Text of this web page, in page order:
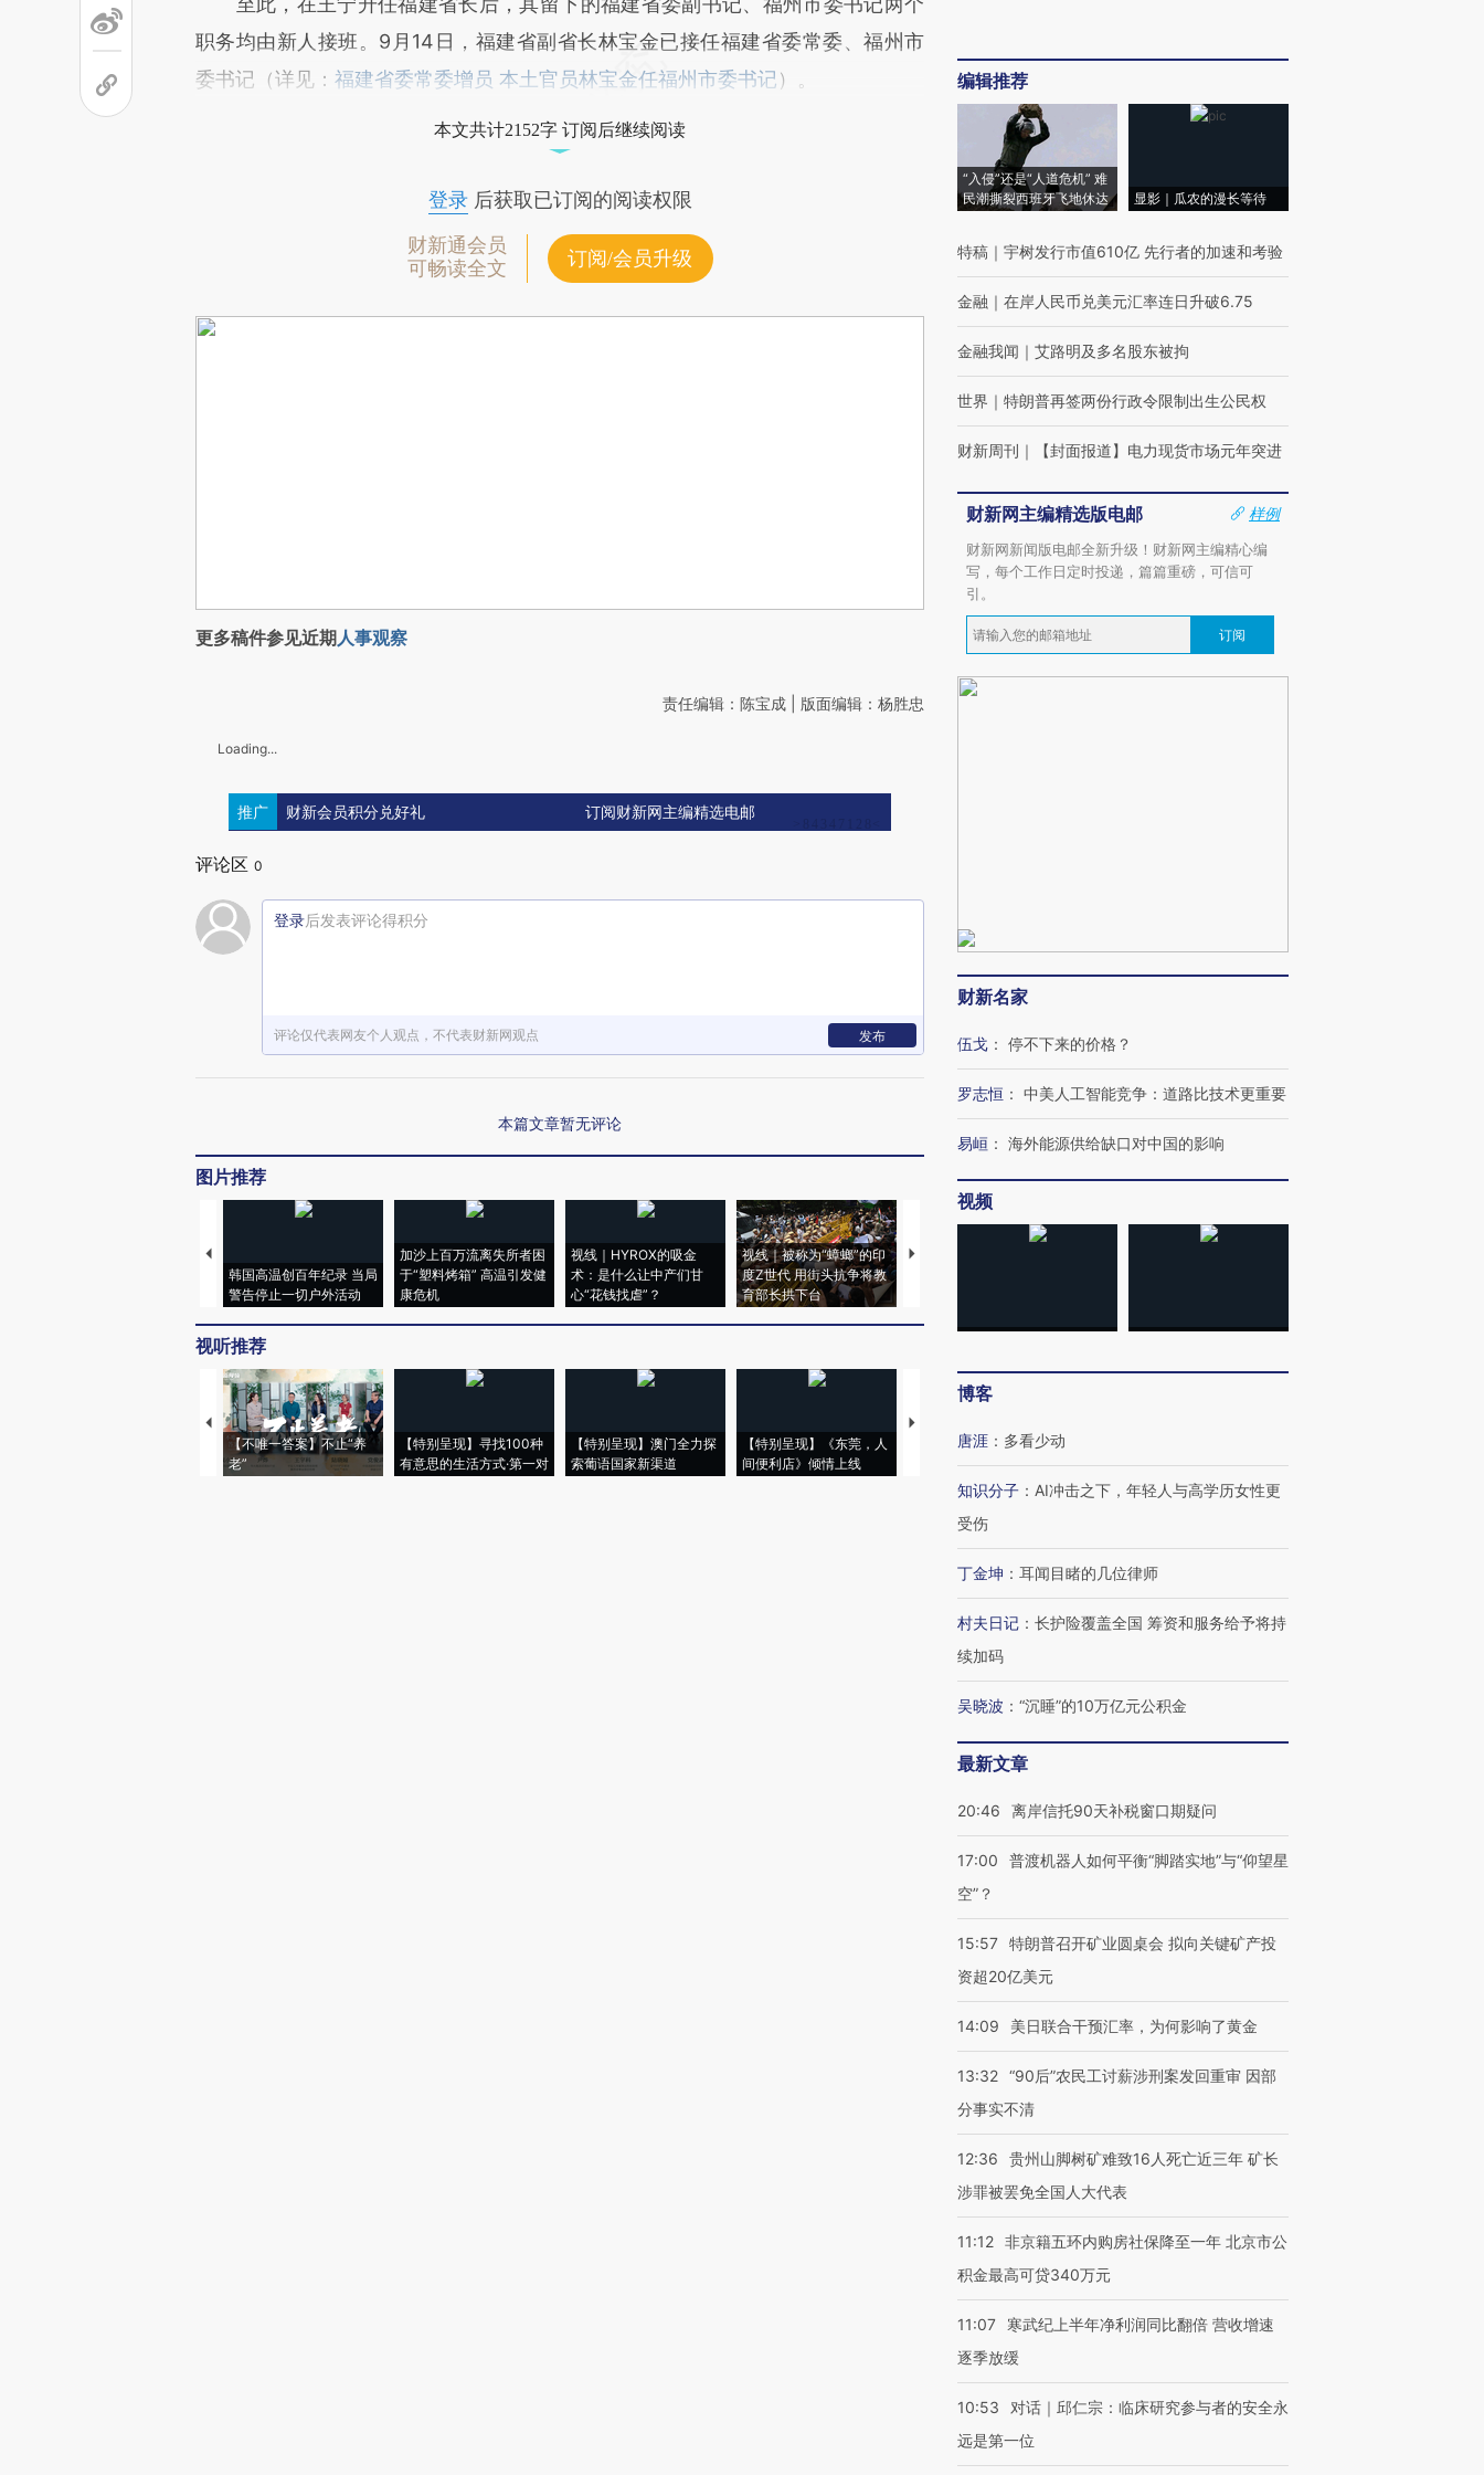
职务均由新人接班。9月14日，福建省副省长林宝金已接任福建省委常委、福州市
委书记（详见： 福建省委常委增员 本土官员林宝金任福州市委书记）。
本文共计2152字 订阅后继续阅读
登录后获取已订阅的阅读权限
财新通会员
可畅读全文
订阅/会员升级
更多稿件参见近期人事观察
责任编辑：陈宝成 | 版面编辑：杨胜忠
Loading...
推广 财新会员积分兑好礼 订阅财新网主编精选电邮
评论区 0
登录后发表评论得积分
评论仅代表网友个人观点，不代表财新网观点 发布
本篇文章暂无评论
图片推荐
韩国高温创百年纪录 当局
警告停止一切户外活动
加沙上百万流离失所者困
于“塑料烤箱” 高温引发健
康危机
视线｜HYROX的吸金
术：是什么让中产们甘
心“花钱找虐”？
视线｜被称为“蟑螂”的印
度Z世代 用街头抗争将教
育部长拱下台
视线｜“入侵”还是“人道危
视听推荐
【不唯一答案】不止“养
老”
【特别呈现】寻找100种
有意思的生活方式·第一对
【特别呈现】澳门全力探
索葡语国家新渠道
【特别呈现】《东莞，人
间便利店》倾情上线
【推广】走进第四届链博
会，让数智科技“链”接产
有意思的生活方式·第三对
住三大增长引擎是什么？
编辑推荐
“入侵”还是“人道危机” 难
民潮撕裂西班牙飞地休达
显影｜瓜农的漫长等待
特稿 ｜ 宇树发行市值610亿 先行者的加速和考验
金融 ｜ 在岸人民币兑美元汇率连日升破6.75
金融我闻 ｜ 艾路明及多名股东被拘
世界 ｜ 特朗普再签两份行政令限制出生公民权
财新周刊 ｜ 【封面报道】电力现货市场元年突进
财新网主编精选版电邮
样例
财新网新闻版电邮全新升级！财新网主编精心编
写，每个工作日定时投递，篇篇重磅，可信可
引。
订阅
财新名家
伍戈 ： 停不下来的价格？
罗志恒 ： 中美人工智能竞争：道路比技术更重要
易峘 ： 海外能源供给缺口对中国的影响
视频
博客
唐涯 ： 多看少动
知识分子 ： AI冲击之下，年轻人与高学历女性更
受伤
丁金坤 ： 耳闻目睹的几位律师
村夫日记 ： 长护险覆盖全国 筹资和服务给予将持
续加码
吴晓波 ： “沉睡”的10万亿元公积金
最新文章
20:46 离岸信托90天补税窗口期疑问
17:00
普渡机器人如何平衡“脚踏实地”与“仰望星
空”？
15:57 特朗普召开矿业圆桌会 拟向关键矿产投
资超20亿美元
14:09 美日联合干预汇率，为何影响了黄金
13:32 “90后”农民工讨薪涉刑案发回重审 因部
分事实不清
12:36
贵州山脚树矿难致16人死亡近三年 矿长
涉罪被罢免全国人大代表
11:12 非京籍五环内购房社保降至一年 北京市公
积金最高可贷340万元
11:07
寒武纪上半年净利润同比翻倍 营收增速
逐季放缓
10:53
对话｜邱仁宗：临床研究参与者的安全永
远是第一位